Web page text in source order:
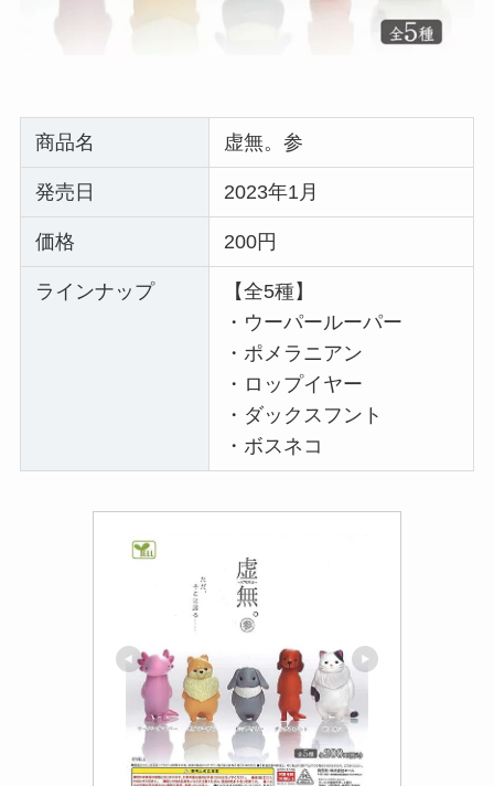
商品名 虚無。参
発売日 2023年1月
価格 200円
ラインナップ
【全5種】
・ウーパールーパー
・ポメラニアン
・ロップイヤー
・ダックスフント
・ボスネコ